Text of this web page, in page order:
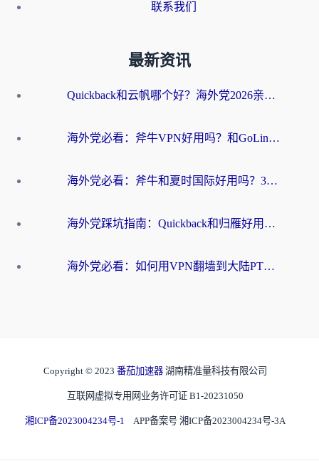
联系我们
最新资讯
Quickback和云帆哪个好？海外党2026亲测指南：选对加速器大陆工具，无缝刷国内剧玩国服
海外党必看：斧牛VPN好用吗？和GoLinkVPN对比哪个回国效果更好？
海外党必看：斧牛和夏时国际好用吗？3步选对回国加速器，无缝刷国内资源
海外党踩坑指南：Quickback和归雁好用吗？选对加速器才能无缝刷国内资源
海外党必看：如何用VPN翻墙到大陆PTT？一篇解决你所有回国加速痛点
Copyright © 2023 番茄加速器 湖南精准量科技有限公司
互联网虚拟专用网业务许可证 B1-20231050
湘ICP备2023004234号-1 APP备案号 湘ICP备2023004234号-3A